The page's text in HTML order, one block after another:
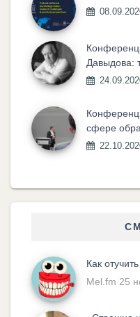
Давыдова:
сфере
Как
Mel.fm 25